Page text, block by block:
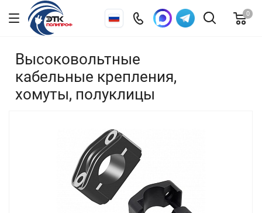
0
Высоковольтные
кабельные крепления,
хомуты, полуклицы